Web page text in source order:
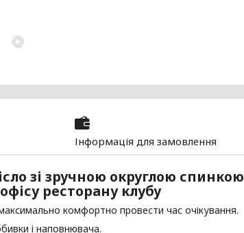
Інформація для замовлення
зі зручною округлою спинкою
ресторану клубу
комфортно провести час очікування.
і наповнювача.